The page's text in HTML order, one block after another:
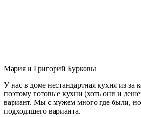
Мария и Григорий Бурковы
У нас в доме нестандартная кухня из-за
поэтому готовые кухни (хоть они и
вариант. Мы с мужем много где были,
подходящего варианта.